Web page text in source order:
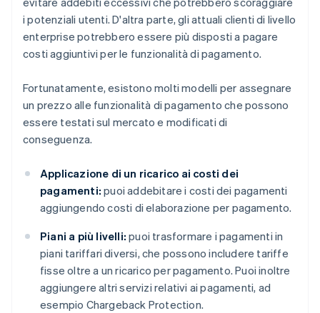
i potenziali utenti. D'altra parte, gli attuali clienti di livello
enterprise potrebbero essere più disposti a pagare
costi aggiuntivi per le funzionalità di pagamento.
Fortunatamente, esistono molti modelli per assegnare
un prezzo alle funzionalità di pagamento che possono
essere testati sul mercato e modificati di
conseguenza.
Applicazione di un ricarico ai costi dei
pagamenti: puoi addebitare i costi dei pagamenti
aggiungendo costi di elaborazione per pagamento.
Piani a più livelli: puoi trasformare i pagamenti in
piani tariffari diversi, che possono includere tariffe
fisse oltre a un ricarico per pagamento. Puoi inoltre
aggiungere altri servizi relativi ai pagamenti, ad
esempio Chargeback Protection.